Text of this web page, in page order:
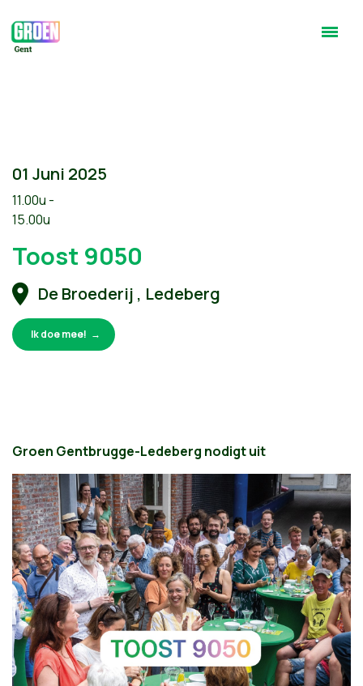
01 Juni 2025
11.00u -
15.00u
Toost 9050
De Broederij , Ledeberg
Ik doe mee!
Groen Gentbrugge-Ledeberg nodigt uit